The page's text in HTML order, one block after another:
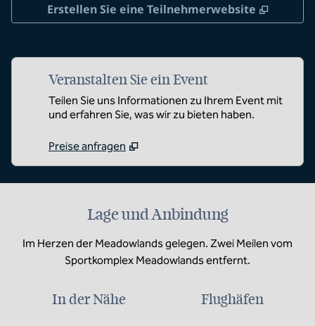
Erstellen Sie eine Teilnehmerwebsite
,
Veranstalten Sie ein Event
Teilen Sie uns Informationen zu Ihrem Event mit
und erfahren Sie, was wir zu bieten haben.
Preise anfragen
Lage und Anbindung
Im Herzen der Meadowlands gelegen. Zwei Meilen vom
Sportkomplex Meadowlands entfernt.
In der Nähe Flughäfen